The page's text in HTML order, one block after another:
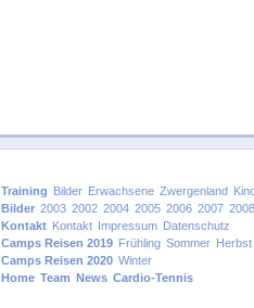
Training Bilder Erwachsene Zwergenland
Bilder 2003 2002 2004 2005 2006 2007 2008
Kontakt Kontakt Impressum Datenschutz
Camps Reisen 2019 Frühling Sommer Herbst
Camps Reisen 2020 Winter
Home Team News Cardio-Tennis